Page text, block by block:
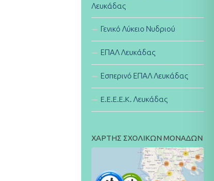
Λευκάδας
Γενικό Λύκειο Νυδριού
ΕΠΑΛ Λευκάδας
Εσπερινό ΕΠΑΛ Λευκάδας
E.E.E.E.K. Λευκάδας
ΧΑΡΤΗΣ ΣΧΟΛΙΚΩΝ ΜΟΝΑΔΩΝ